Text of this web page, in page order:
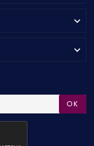


OK